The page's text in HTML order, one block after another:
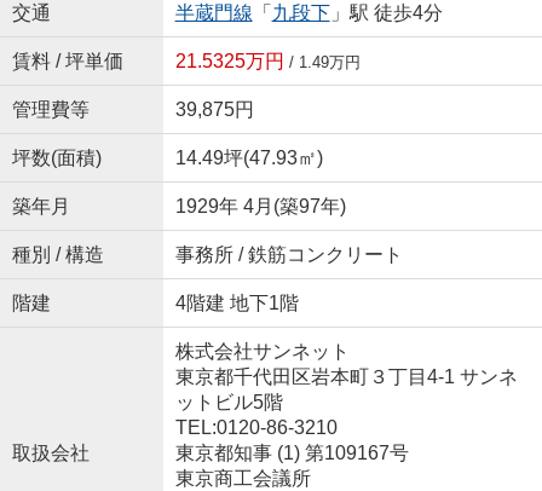
交通 半蔵門線 「 九段下」駅 徒歩4分
賃料 / 坪単価 21.5325万円 / 1.49万円
管理費等 39,875円
坪数(面積) 14.49坪(47.93㎡)
築年月 1929年 4月(築97年)
種別 / 構造 事務所 / 鉄筋コンクリート
階建 4階建 地下1階
取扱会社
株式会社サンネット
東京都千代田区岩本町３丁目4-1 サンネ
ットビル5階
TEL:0120-86-3210
東京都知事 (1) 第109167号
東京商工会議所